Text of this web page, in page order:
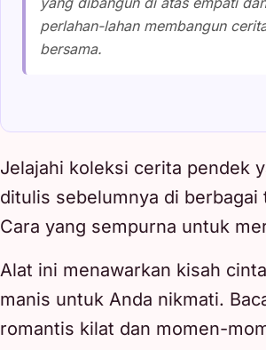
perlahan-lahan membangun
bersama.
Jelajahi koleksi cerita pendek
ditulis sebelumnya di berbagai
Cara yang sempurna untuk
Alat ini menawarkan kisah
manis untuk Anda nikmati.
romantis kilat dan momen-